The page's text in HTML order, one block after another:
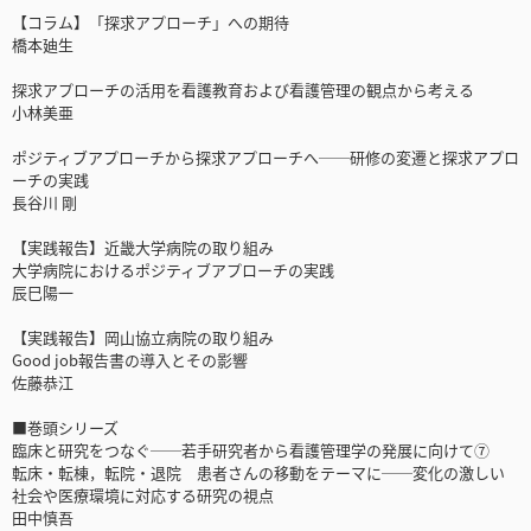
【コラム】「探求アプローチ」への期待
橋本廸生
探求アプローチの活用を看護教育および看護管理の観点から考える
小林美亜
ポジティブアプローチから探求アプローチへ──研修の変遷と探求アプロ
ーチの実践
長谷川 剛
【実践報告】近畿大学病院の取り組み
大学病院におけるポジティブアプローチの実践
辰巳陽一
【実践報告】岡山協立病院の取り組み
Good job報告書の導入とその影響
佐藤恭江
■巻頭シリーズ
臨床と研究をつなぐ──若手研究者から看護管理学の発展に向けて⑦
転床・転棟，転院・退院 患者さんの移動をテーマに──変化の激しい
社会や医療環境に対応する研究の視点
田中慎吾